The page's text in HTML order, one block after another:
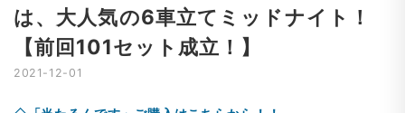
は、大人気の6車立てミッドナイト！
【前回101セット成立！】
2021-12-01